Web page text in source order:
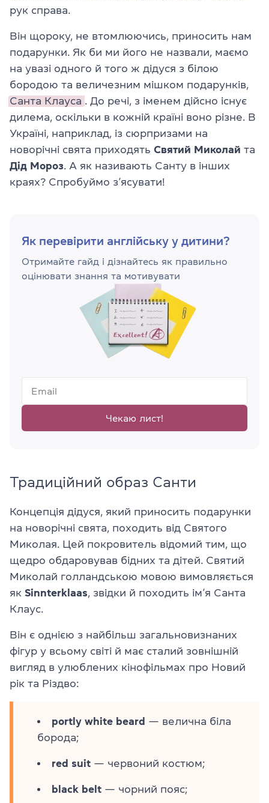
рук справа.
Він щороку, не втомлюючись, приносить нам
подарунки. Як би ми його не назвали, маємо
на увазі одного й того ж дідуся з білою
бородою та величезним мішком подарунків,
Санта Клауса
. До речі, з іменем дійсно існує
дилема, оскільки в кожній країні воно різне. В
Україні, наприклад, із сюрпризами на
новорічні свята приходять Святий Миколай та
Дід Мороз . А як називають Санту в інших
краях? Спробуймо з’ясувати!
Як перевірити англійську у дитини?
Отримайте гайд і дізнайтесь як правильно
оцінювати знання та мотивувати
Чекаю лист!
Традиційний образ Санти
Концепція дідуся, який приносить подарунки
на новорічні свята, походить від Святого
Миколая. Цей покровитель відомий тим, що
щедро обдаровував бідних та дітей. Святий
Миколай голландською мовою вимовляється
як Sinnterklaas , звідки й походить ім’я Санта
Клаус.
Він є однією з найбільш загальновизнаних
фігур у всьому світі й має сталий зовнішній
вигляд в улюблених кінофільмах про Новий
рік та Різдво:
portly white beard — велична біла
борода;
red suit — червоний костюм;
black belt — чорний пояс;